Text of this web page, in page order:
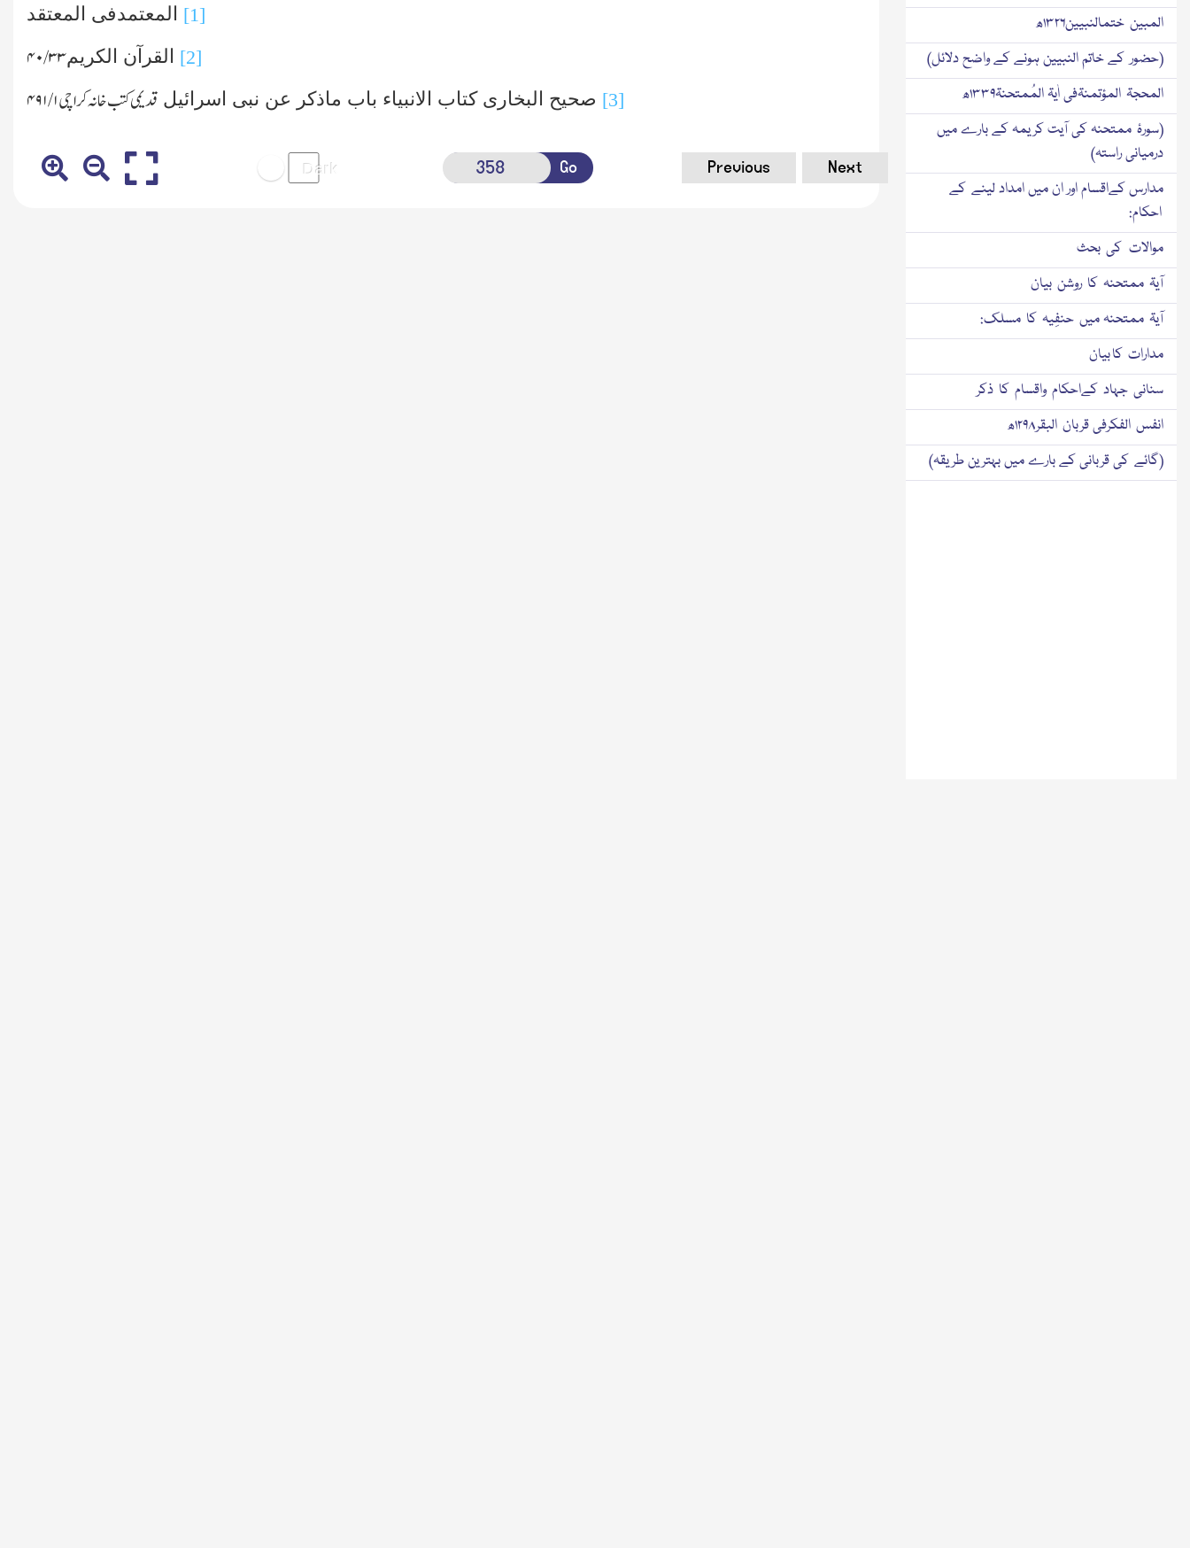
[1] المعتمدفی المعتقد
[2] القرآن الکریم۳۳/ ۴۰
[3] صحیح البخاری کتاب الانبیاء باب ماذکر عن نبی اسرائیل قدیمی کتب خانہ کراچی۱/ ۴۹۱
Go Previous Next
المبین ختمالنبیین۱۳۲۶ھ
(حضور کے خاتم النبیین ہونے کے واضح دلائل)
المحجۃ المؤتمنۃفی اٰیۃ المُمتحنۃ۱۳۳۹ھ
(سورۂ ممتحنہ کی آیت کریمہ کے بارے میں
درمیانی راستہ)
مدارس کےاقسام اور ان میں امداد لینے کے
احکام:
موالات کی بحث
آیۃ ممتحنہ کا روشن بیان
آیۃ ممتحنہ میں حنفِیہ کا مسلک:
مدارات کا بیان
سنانی جہاد کےاحکام واقسام کا ذکر
انفس الفکرفی قربان البقر۱۲۹۸ھ
(گائے کی قربانی کے بارے میں بہترین طریقہ)